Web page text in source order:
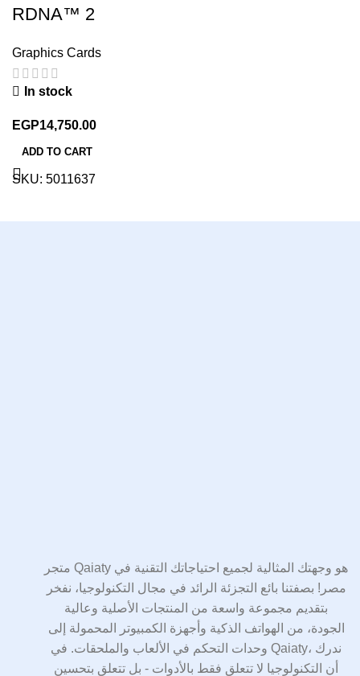
RDNA™ 2
Graphics Cards
In stock
EGP14,750.00
ADD TO CART
SKU: 5011637
متجر Qaiaty هو وجهتك المثالية لجميع احتياجاتك التقنية في
مصر! بصفتنا بائع التجزئة الرائد في مجال التكنولوجيا، نفخر
بتقديم مجموعة واسعة من المنتجات الأصلية وعالية
الجودة، من الهواتف الذكية وأجهزة الكمبيوتر المحمولة إلى
وحدات التحكم في الألعاب والملحقات. في Qaiaty، ندرك
أن التكنولوجيا لا تتعلق فقط بالأدوات - بل تتعلق بتحسين